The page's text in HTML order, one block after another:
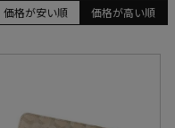
価格が安い順 価格が高い順